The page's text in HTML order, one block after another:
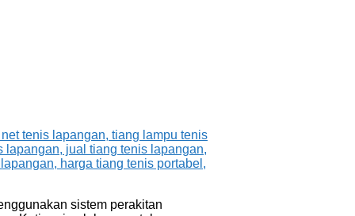
sistem perakitan